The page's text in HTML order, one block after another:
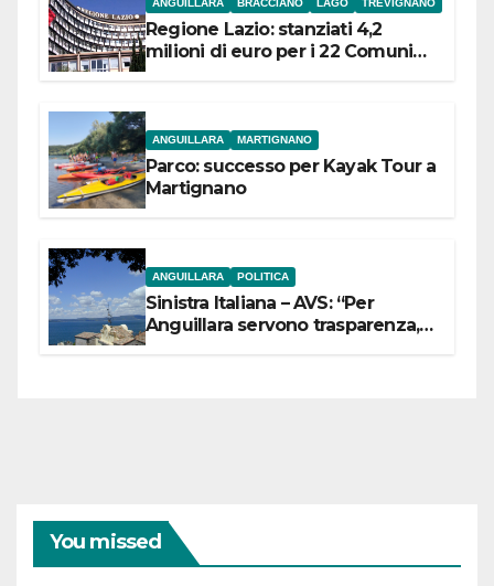
ANGUILLARA BRACCIANO LAGO TREVIGNANO
Regione Lazio: stanziati 4,2
milioni di euro per i 22 Comuni
ANGUILLARA MARTIGNANO
Parco: successo per Kayak Tour a
Martignano
ANGUILLARA POLITICA
Sinistra Italiana – AVS: “Per
Anguillara servono trasparenza,
You missed